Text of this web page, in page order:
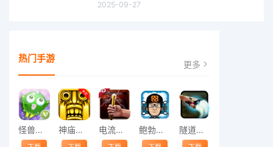
2025-09-27
热门手游 更多
怪兽跳跃 神庙逃亡中文版 电流急急棒 鲍勃的梦境 隧道逃脱